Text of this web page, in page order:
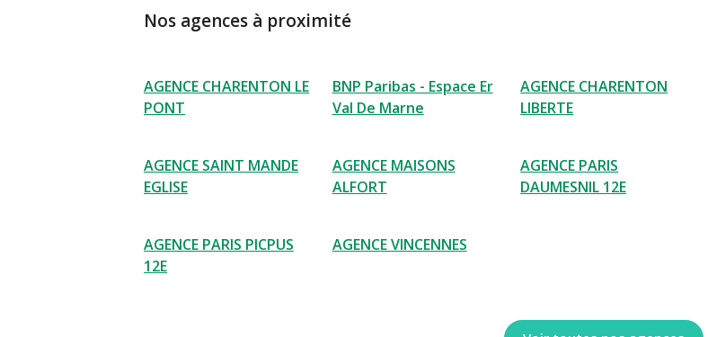
Nos agences à proximité
AGENCE CHARENTON LE
PONT
BNP Paribas - Espace Er
Val De Marne
AGENCE CHARENTON
LIBERTE
AGENCE SAINT MANDE
EGLISE
AGENCE MAISONS
ALFORT
AGENCE PARIS
DAUMESNIL 12E
AGENCE PARIS PICPUS
12E
AGENCE VINCENNES